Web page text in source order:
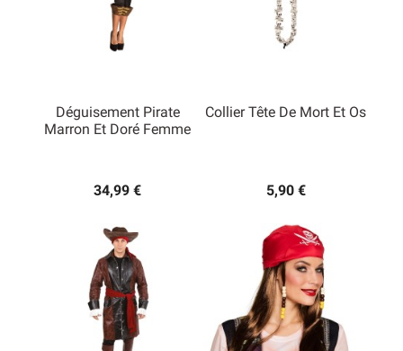
Déguisement Pirate
Marron Et Doré Femme
34,99 €
Collier Tête De Mort Et Os
5,90 €